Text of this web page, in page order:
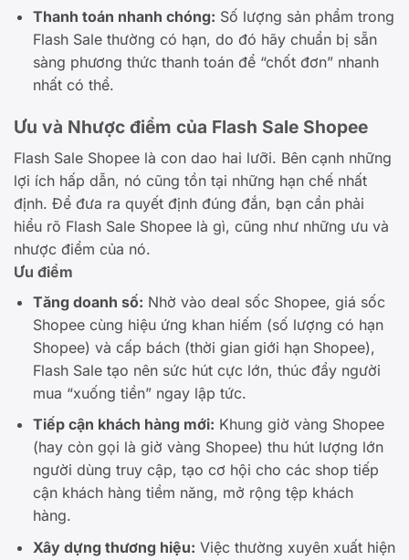
Thanh toán nhanh chóng: Số lượng sản phẩm trong
Flash Sale thường có hạn, do đó hãy chuẩn bị sẵn
sàng phương thức thanh toán để “chốt đơn” nhanh
nhất có thể.
Ưu và Nhược điểm của Flash Sale Shopee
Flash Sale Shopee là con dao hai lưỡi. Bên cạnh những
lợi ích hấp dẫn, nó cũng tồn tại những hạn chế nhất
định. Để đưa ra quyết định đúng đắn, bạn cần phải
hiểu rõ Flash Sale Shopee là gì, cũng như những ưu và
nhược điểm của nó.
Ưu điểm
Tăng doanh số: Nhờ vào deal sốc Shopee, giá sốc
Shopee cùng hiệu ứng khan hiếm (số lượng có hạn
Shopee) và cấp bách (thời gian giới hạn Shopee),
Flash Sale tạo nên sức hút cực lớn, thúc đẩy người
mua “xuống tiền” ngay lập tức.
Tiếp cận khách hàng mới: Khung giờ vàng Shopee
(hay còn gọi là giờ vàng Shopee) thu hút lượng lớn
người dùng truy cập, tạo cơ hội cho các shop tiếp
cận khách hàng tiềm năng, mở rộng tệp khách
hàng.
Xây dựng thương hiệu: Việc thường xuyên xuất hiện